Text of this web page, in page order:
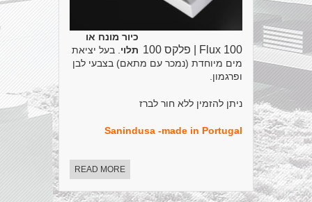
Flux 100 | פלקס 100
כיור מונח או
תלוי . בעל יציאת
מים מיוחדת (נמכר עם מתאם) בצבעי לבן
ופרגמון.
ניתן להזמין ללא חור לברז
Sanindusa -made in Portugal
READ MORE